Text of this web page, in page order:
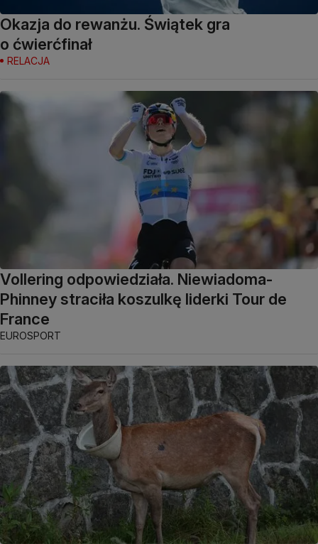
Okazja do rewanżu. Świątek gra
o ćwierćfinał
RELACJA
Vollering odpowiedziała. Niewiadoma-
Phinney straciła koszulkę liderki Tour de
France
EUROSPORT